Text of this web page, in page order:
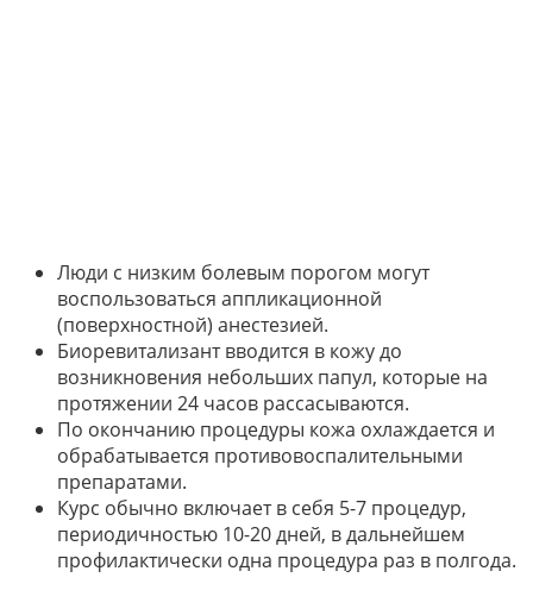
Люди с низким болевым порогом могут
воспользоваться аппликационной
(поверхностной) анестезией.
Биоревитализант вводится в кожу до
возникновения небольших папул, которые на
протяжении 24 часов рассасываются.
По окончанию процедуры кожа охлаждается и
обрабатывается противовоспалительными
препаратами.
Курс обычно включает в себя 5-7 процедур,
периодичностью 10-20 дней, в дальнейшем
профилактически одна процедура раз в полгода.